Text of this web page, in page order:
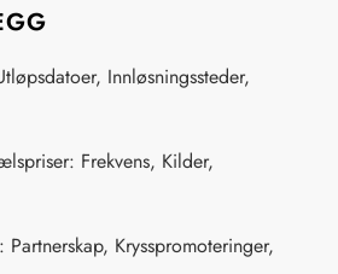
Innløsningssteder,
Frekvens, Kilder,
Krysspromoteringer,